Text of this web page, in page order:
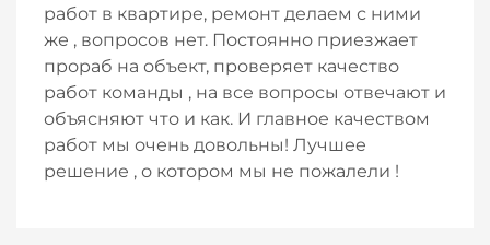
работ в квартире, ремонт делаем с ними
же , вопросов нет. Постоянно приезжает
прораб на объект, проверяет качество
работ команды , на все вопросы отвечают и
объясняют что и как. И главное качеством
работ мы очень довольны! Лучшее
решение , о котором мы не пожалели !